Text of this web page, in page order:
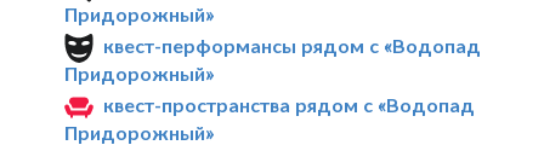
Придорожный»
квест-перформансы рядом с «Водопад
Придорожный»
квест-пространства рядом с «Водопад
Придорожный»